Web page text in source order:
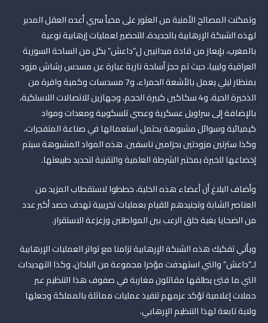
وتمكنت المصالح الأمنية من العثور على مخبأ سري أعده العقل المدبر
لهذه الشبكة الإرهابية بالجديدة، للتحضير لعمليات إرهابية نوعية
بالمغرب، بإيعاز من قادة ميدانيين ل”داعش” بكل من الساحة السورية
العراقية وليبيا، حيث تم حجز أسلحة نارية عبارة عن مسدس رشاش مزود
بمنظار ليلي يعمل بالأشعة الحمراء، و7 مسدسات وكمية وافرة من
الذخيرة الحية، و4 سكاكين كبيرة الحجم، وجهازين للاتصالات اللاسلكية،
بالإضافة إلى سراويل عسكرية وعصي تلسكوبية ومعدات ومواد
كيميائية وسوائل مشبوهة يحتمل استعمالها في صناعة المتفجرات،
وكذا سترتين مزودتين بحزامين ناسفين. هذه المواد المشبوهة سيتم
إخضاعها للخبرة بمختبر الشرطة العلمية والتقنية لتحديد طبيعتها.
وأضاف البلاغ أن أعضاء هذه الخلية، خططوا لاستقطاب المزيد من
العناصر الشابة وتجنيدهم للقيام بعمليات تخريبية تهدف حصد أكبر عدد
من الضحايا بغية خلق الرعب بين المواطنين وزعزعة الاستقرار.
ويأتي تفكيك هذه الشبكة الإرهابية تزامنا مع تواتر العمليات الإرهابية
لـ”داعش” والتي استهدفت مؤخرا مجموعة من البلدان، وكذا التهديدات
التي ما فتئ يطلقها مقاتلون مغاربة في صفوف هذا التنظيم عبر
حملات إعلامية تؤكد عزمهم تنفيذ عمليات مماثلة بالمملكة وجعلها
ولاية تابعة لهذا التنظيم الإرهابي.